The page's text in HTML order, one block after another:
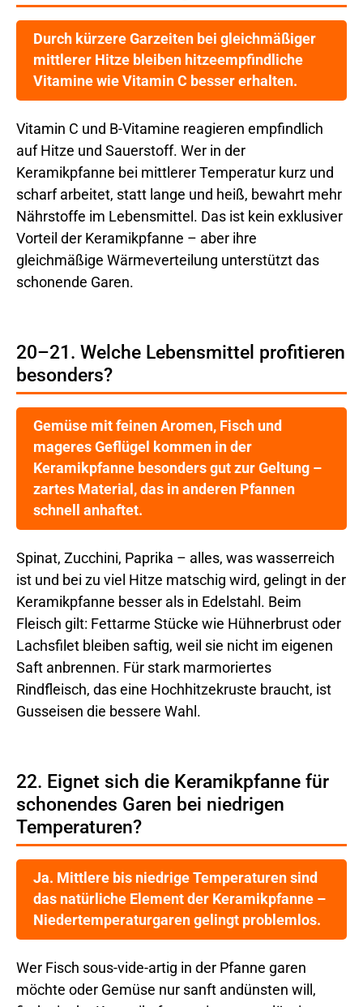
Durch kürzere Garzeiten bei gleichmäßiger
mittlerer Hitze bleiben hitzeempfindliche
Vitamine wie Vitamin C besser erhalten.
Vitamin C und B-Vitamine reagieren empfindlich
auf Hitze und Sauerstoff. Wer in der
Keramikpfanne bei mittlerer Temperatur kurz und
scharf arbeitet, statt lange und heiß, bewahrt mehr
Nährstoffe im Lebensmittel. Das ist kein exklusiver
Vorteil der Keramikpfanne – aber ihre
gleichmäßige Wärmeverteilung unterstützt das
schonende Garen.
20–21. Welche Lebensmittel profitieren
besonders?
Gemüse mit feinen Aromen, Fisch und
mageres Geflügel kommen in der
Keramikpfanne besonders gut zur Geltung –
zartes Material, das in anderen Pfannen
schnell anhaftet.
Spinat, Zucchini, Paprika – alles, was wasserreich
ist und bei zu viel Hitze matschig wird, gelingt in der
Keramikpfanne besser als in Edelstahl. Beim
Fleisch gilt: Fettarme Stücke wie Hühnerbrust oder
Lachsfilet bleiben saftig, weil sie nicht im eigenen
Saft anbrennen. Für stark marmoriertes
Rindfleisch, das eine Hochhitzekruste braucht, ist
Gusseisen die bessere Wahl.
22. Eignet sich die Keramikpfanne für
schonendes Garen bei niedrigen
Temperaturen?
Ja. Mittlere bis niedrige Temperaturen sind
das natürliche Element der Keramikpfanne –
Niedertemperaturgaren gelingt problemlos.
Wer Fisch sous-vide-artig in der Pfanne garen
möchte oder Gemüse nur sanft andünsten will,